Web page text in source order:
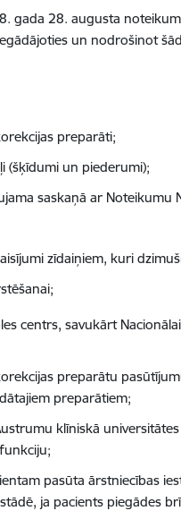
gada 28. augusta
un nodrošinot
preparāti;
(šķīdumi un piederumi);
saskaņā ar
zīdaiņiem, kuri
centrs, savukārt
preparātu
preparātiem;
klīniskā
pasūta ārstniecības
ja pacients piegādes